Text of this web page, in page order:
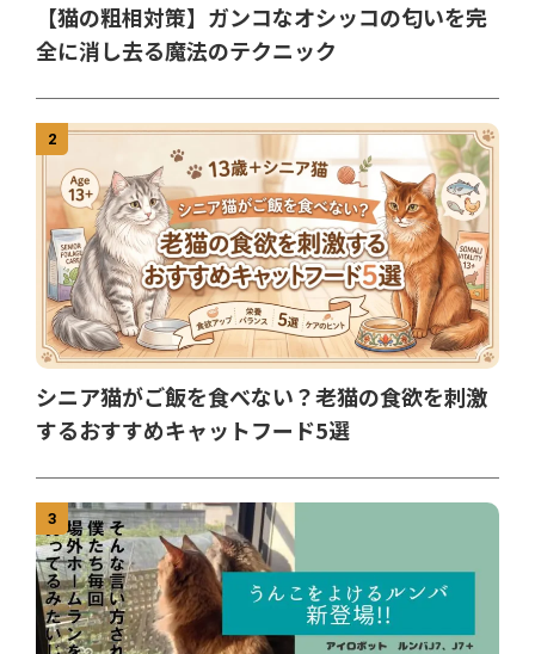
【猫の粗相対策】ガンコなオシッコの匂いを完
全に消し去る魔法のテクニック
2
シニア猫がご飯を食べない？老猫の食欲を刺激
するおすすめキャットフード5選
3